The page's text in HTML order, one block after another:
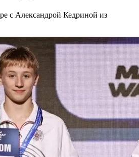
с Александрой Кедриной из